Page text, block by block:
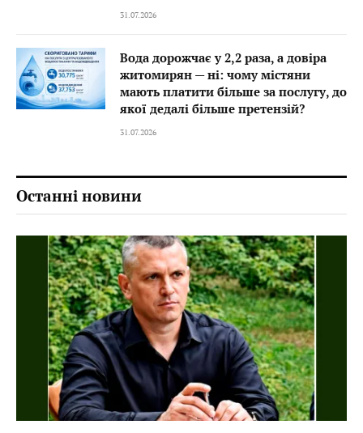
31.07.2026
Вода дорожчає у 2,2 раза, а довіра
житомирян — ні: чому містяни
мають платити більше за послугу, до
якої дедалі більше претензій?
31.07.2026
Останні новини